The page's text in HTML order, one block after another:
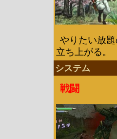
やりたい放
立ち上がる。
システム
戦闘